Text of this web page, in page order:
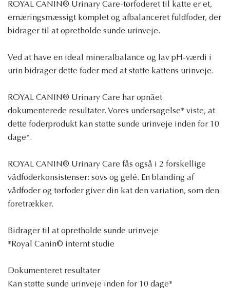
ROYAL CANIN® Urinary Care-tørfoderet til katte er et,
ernæringsmæssigt komplet og afbalanceret fuldfoder, der
bidrager til at opretholde sunde urinveje.
Ved at have en ideal mineralbalance og lav pH-værdi i
urin bidrager dette foder med at støtte kattens urinveje.
ROYAL CANIN® Urinary Care har opnået
dokumenterede resultater. Vores undersøgelse* viste, at
dette foderprodukt kan støtte sunde urinveje inden for 10
dage*.
ROYAL CANIN® Urinary Care fås også i 2 forskellige
vådfoderkonsistenser: sovs og gelé. En blanding af
vådfoder og tørfoder giver din kat den variation, som den
foretrækker.
Bidrager til at opretholde sunde urinveje
*Royal Canin© internt studie
Dokumenteret resultater
Kan støtte sunde urinveje inden for 10 dage*